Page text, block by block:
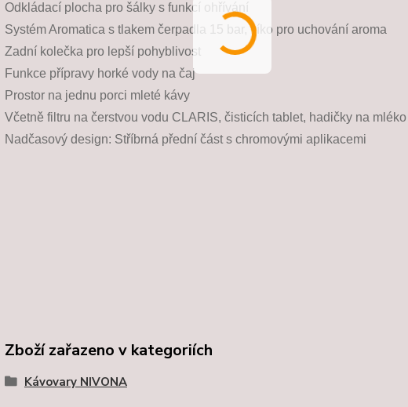
Odkládací plocha pro šálky s funkcí ohřívání
Systém Aromatica s tlakem čerpadla 15 bar, víko pro uchování aroma
Zadní kolečka pro lepší pohyblivost
Funkce přípravy horké vody na čaj
Prostor na jednu porci mleté kávy
Včetně filtru na čerstvou vodu CLARIS, čisticích tablet, hadičky na
Nadčasový design: Stříbrná přední část s chromovými aplikacemi
Zboží zařazeno v kategoriích
Kávovary NIVONA